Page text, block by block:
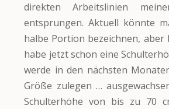
direkten Arbeitslinien
entsprungen. Aktuell könnte
halbe Portion bezeichnen, aber
habe jetzt schon eine
werde in den nächsten
Größe zulegen …
Schulterhöhe von bis zu 70